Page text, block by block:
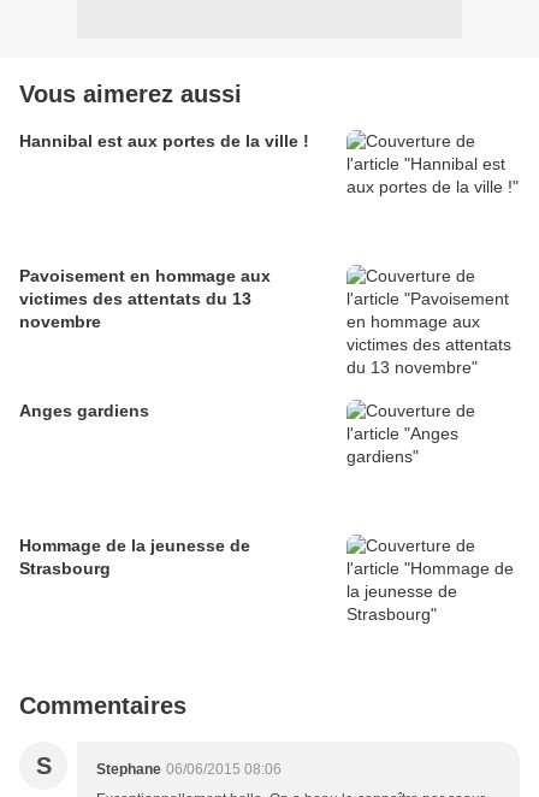
Vous aimerez aussi
Hannibal est aux portes de la ville !
Pavoisement en hommage aux
victimes des attentats du 13
novembre
Anges gardiens
Hommage de la jeunesse de
Strasbourg
Commentaires
S Stephane 06/06/2015 08:06